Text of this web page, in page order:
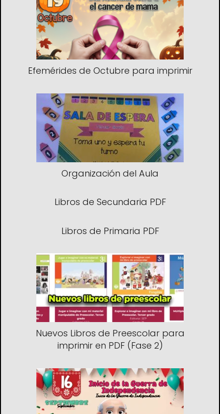
Efemérides de Octubre para imprimir
Organización del Aula
Libros de Secundaria PDF
Libros de Primaria PDF
Nuevos Libros de Preescolar para
imprimir en PDF (Fase 2)